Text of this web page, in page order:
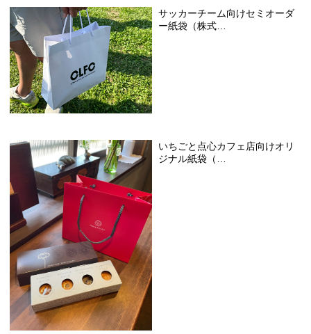
サッカーチーム向けセミオーダ
ー紙袋（株式…
いちごと点心カフェ店向けオリ
ジナル紙袋（…